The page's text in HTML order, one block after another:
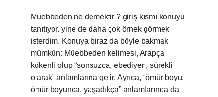
Muebbeden ne demektir ? giriş kısmı konuyu
tanıtıyor, yine de daha çok örnek görmek
isterdim. Konuya biraz da böyle bakmak
mümkün: Müebbeden kelimesi, Arapça
kökenli olup “sonsuzca, ebediyen, sürekli
olarak” anlamlarına gelir. Ayrıca, “ömür boyu,
ömür boyunca, yaşadıkça” anlamlarında da